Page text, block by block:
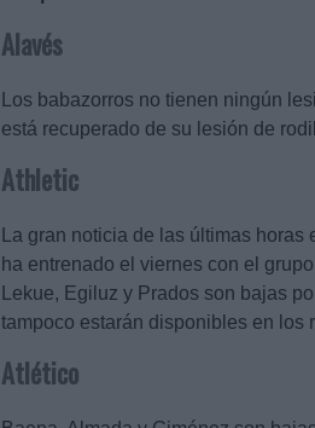
Alavés
Los babazorros no tienen ningún
está recuperado de su lesión de
Athletic
La gran noticia de las últimas
ha entrenado el viernes con el
Lekue, Egiluz y Prados son bajas
tampoco estarán disponibles en los
Atlético